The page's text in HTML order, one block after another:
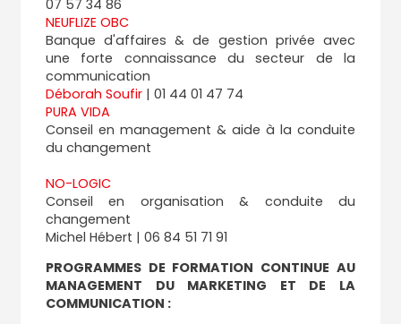
07 57 34 86
NEUFLIZE OBC
Banque d'affaires & de gestion privée avec
une forte connaissance du secteur de la
communication
Déborah Soufir | 01 44 01 47 74
PURA VIDA
Conseil en management & aide à la conduite
du changement
NO-LOGIC
Conseil en organisation & conduite du
changement
Michel Hébert | 06 84 51 71 91
PROGRAMMES DE FORMATION CONTINUE AU
MANAGEMENT DU MARKETING ET DE LA
COMMUNICATION :